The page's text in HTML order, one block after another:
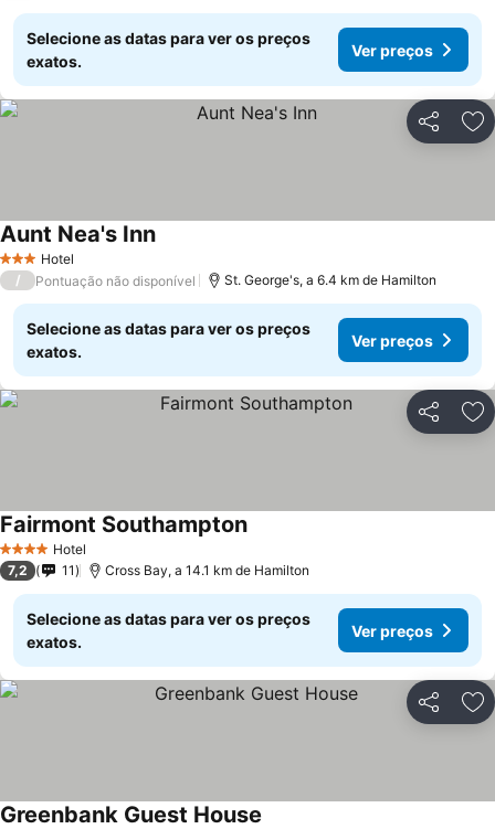
Selecione as datas para ver os preços
exatos.
Ver preços
Partilhar
3 EstrelasHotel
Aunt Nea's InnVer preços
/ Pontuação não disponível St. George's, a 6.4 km de Hamilton
Selecione as datas para ver os preços
exatos.
Ver preços
Partilhar
4 EstrelasHotel
Fairmont SouthamptonVer preços
7,2 11 Cross Bay, a 14.1 km de Hamilton
Selecione as datas para ver os preços
exatos.
Ver preços
Partilhar
Greenbank Guest House